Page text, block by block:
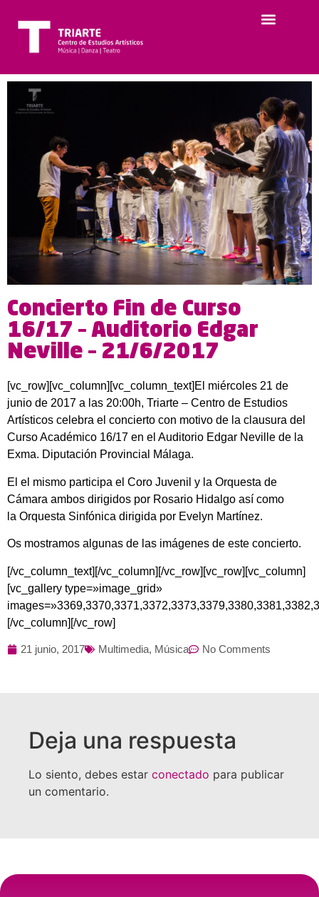
Concierto Fin de Curso
16/17 – Auditorio Edgar
Neville – 21/6/2017
[vc_row][vc_column][vc_column_text]El miércoles 21 de
junio de 2017 a las 20:00h, Triarte – Centro de Estudios
Artísticos celebra el concierto con motivo de la clausura del
Curso Académico 16/17 en el Auditorio Edgar Neville de la
Exma. Diputación Provincial Málaga.
El el mismo participa el Coro Juvenil y la Orquesta de
Cámara ambos dirigidos por Rosario Hidalgo así como
la Orquesta Sinfónica dirigida por Evelyn Martínez.
Os mostramos algunas de las imágenes de este concierto.
[/vc_column_text][/vc_column][/vc_row][vc_row][vc_column]
[vc_gallery type=»image_grid»
[/vc_column][/vc_row]
21 junio, 2017 Multimedia, Música No Comments
Deja una respuesta
Lo siento, debes estar conectado para publicar
un comentario.